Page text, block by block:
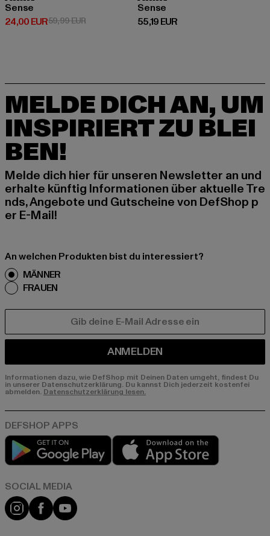
Sense
24,00 EUR
Derzeitiger Preis: 24,00 EUR
59,99 EURAktionspreis: 59,99 EUR
Sense
55,19 EUR
Derzeitiger Preis: 55,19 EUR
MELDE DICH AN, UM
INSPIRIERT ZU BLEI
BEN!
Melde dich hier für unseren Newsletter an und
erhalte künftig Informationen über aktuelle Tre
nds, Angebote und Gutscheine von DefShop p
er E-Mail!
An welchen Produkten bist du interessiert?
MÄNNER
FRAUEN
ANMELDEN
Informationen dazu, wie DefShop mit Deinen Daten umgeht, findest Du
in unserer Datenschutzerklärung. Du kannst Dich jederzeit kostenfei
abmelden. Datenschutzerklärung lesen.
Play market
Instagram
FacebookYouTube